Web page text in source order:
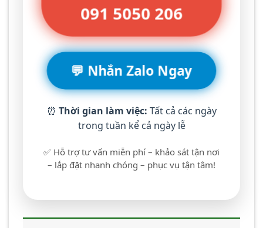
091 5050 206
💬 Nhắn Zalo Ngay
⏰ Thời gian làm việc: Tất cả các ngày
trong tuần kể cả ngày lễ
✅ Hỗ trợ tư vấn miễn phí – khảo sát tận nơi
– lắp đặt nhanh chóng – phục vụ tận tâm!